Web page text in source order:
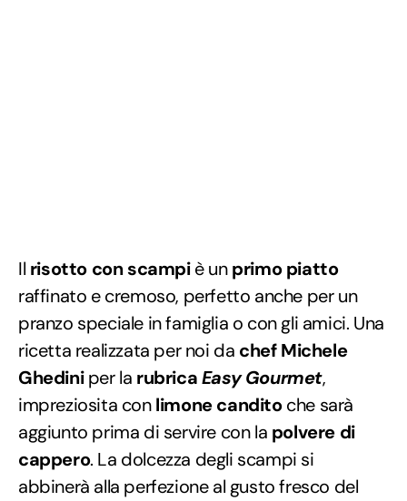
Il risotto con scampiè unprimo piatto
raffinato e cremoso, perfetto anche per un
pranzo speciale in famiglia o con gli amici. Una
ricetta realizzata per noi da chef Michele
Ghediniper la rubricaEasy Gourmet,
impreziosita conlimone canditoche sarà
aggiunto prima di servire con la polvere di
cappero. La dolcezza degli scampi si
abbinerà alla perfezione al gusto fresco del